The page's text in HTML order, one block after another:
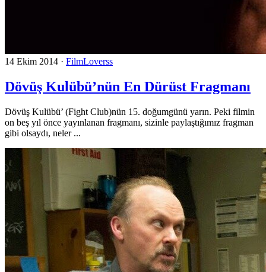
14 Ekim 2014 · FilmLoverss
Dövüş Kulübü’nün En Dürüst Fragmanı
Dövüş Kulübü’ (Fight Club)nün 15. doğumgünü yarın. Peki filmin
on beş yıl önce yayınlanan fragmanı, sizinle paylaştığımız fragman
gibi olsaydı, neler ...